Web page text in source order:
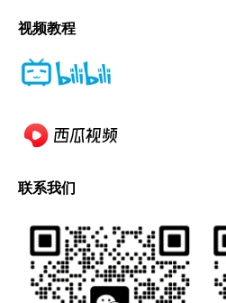
视频教程
联系我们